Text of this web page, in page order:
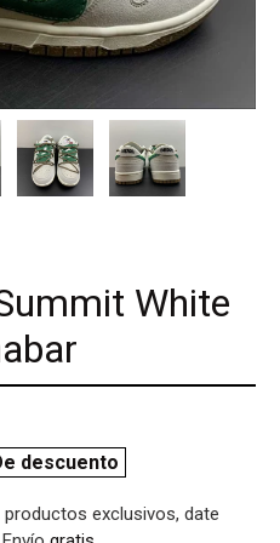
White
descuento
exclusivos, date